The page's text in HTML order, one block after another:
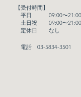
【受付時間】
平日 09:00〜21:00
土日祝 09:00〜21:00
定休日 なし
電話 03-5834-3501